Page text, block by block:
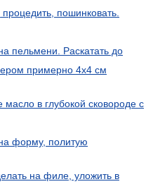
пошинковать.
пельмени. Раскатать до
примерно 4х4 см
в глубокой сковороде с
форму, политую
на филе, уложить в